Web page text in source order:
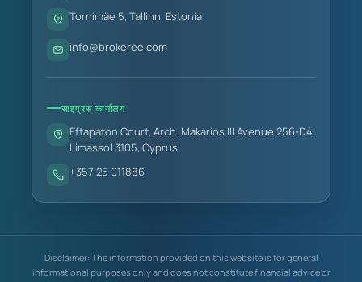
Tornimäe 5, Tallinn, Estonia
info@brokeree.com
साइप्रस कार्यालय
Eftapaton Court, Arch. Makarios III Avenue 256-D4,
Limassol 3105, Cyprus
+357 25 011886
Disclaimer: The information provided on this website is for general
informational purposes only and does not constitute financial advice or